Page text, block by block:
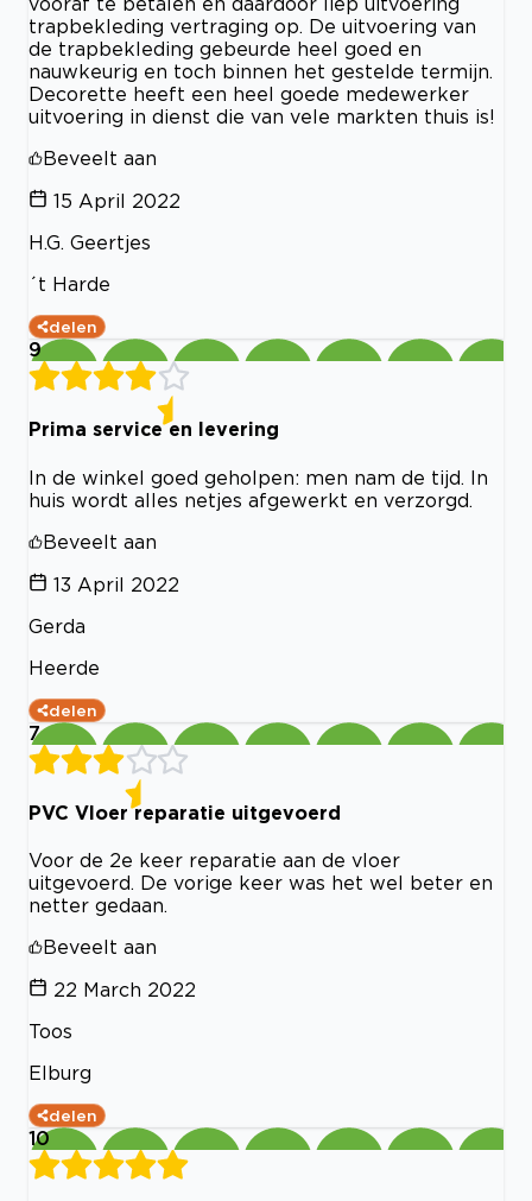
trapbekleding vertraging op. De uitvoering van
de trapbekleding gebeurde heel goed en
nauwkeurig en toch binnen het gestelde termijn.
Decorette heeft een heel goede medewerker
uitvoering in dienst die van vele markten thuis is!
Beveelt aan
15 April 2022
H.G. Geertjes
´t Harde
delen
9
Prima service en levering
In de winkel goed geholpen: men nam de tijd. In
huis wordt alles netjes afgewerkt en verzorgd.
Beveelt aan
13 April 2022
Gerda
Heerde
delen
7
PVC Vloer reparatie uitgevoerd
Voor de 2e keer reparatie aan de vloer
uitgevoerd. De vorige keer was het wel beter en
netter gedaan.
Beveelt aan
22 March 2022
Toos
Elburg
delen
10